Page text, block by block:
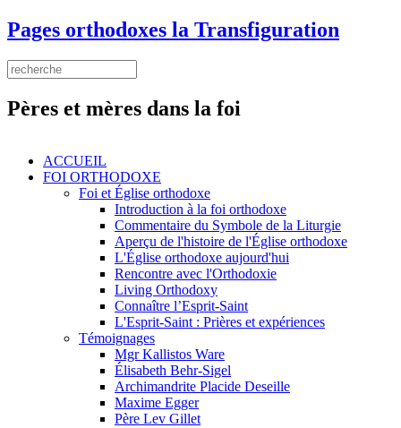
Aller au contenu principal
Pages orthodoxes la Transfiguration
Search this site
Pères et mères dans la foi
ACCUEIL
FOI ORTHODOXE
Foi et Église orthodoxe
Introduction à la foi orthodoxe
Commentaire du Symbole de la Liturgie
Aperçu de l'histoire de l'Église orthodoxe
L'Église orthodoxe aujourd'hui
Rencontre avec l'Orthodoxie
Living Orthodoxy
Connaître l’Esprit-Saint
L'Esprit-Saint : Prières et expériences
Témoignages
Mgr Kallistos Ware
Élisabeth Behr-Sigel
Archimandrite Placide Deseille
Maxime Egger
Père Lev Gillet